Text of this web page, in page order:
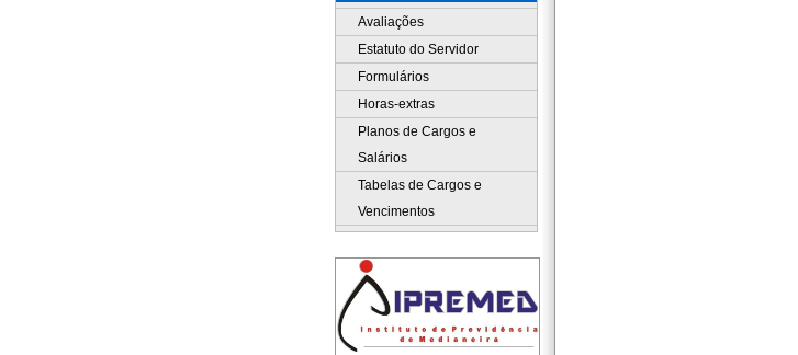
Avaliações
Estatuto do Servidor
Formulários
Horas-extras
Planos de Cargos e
Salários
Tabelas de Cargos e
Vencimentos